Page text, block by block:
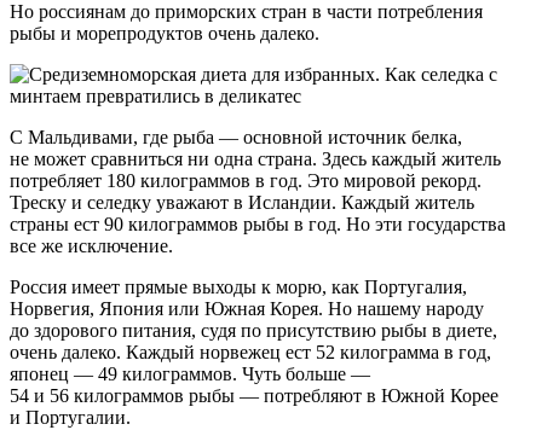
Но россиянам до приморских стран в части потребления
рыбы и морепродуктов очень далеко.
С Мальдивами, где рыба — основной источник белка,
не может сравниться ни одна страна. Здесь каждый житель
потребляет 180 килограммов в год. Это мировой рекорд.
Треску и селедку уважают в Исландии. Каждый житель
страны ест 90 килограммов рыбы в год. Но эти государства
все же исключение.
Россия имеет прямые выходы к морю, как Португалия,
Норвегия, Япония или Южная Корея. Но нашему народу
до здорового питания, судя по присутствию рыбы в диете,
очень далеко. Каждый норвежец ест 52 килограмма в год,
японец — 49 килограммов. Чуть больше —
54 и 56 килограммов рыбы — потребляют в Южной Корее
и Португалии.